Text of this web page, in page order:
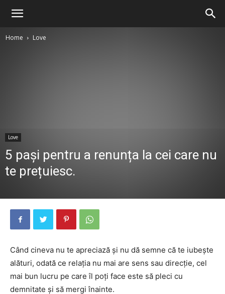
Home Love
Love
5 pași pentru a renunța la cei care nu
te prețuiesc.
Când cineva nu te apreciază și nu dă semne că te iubește
alături, odată ce relația nu mai are sens sau direcție, cel
mai bun lucru pe care îl poți face este să pleci cu
demnitate și să mergi înainte.